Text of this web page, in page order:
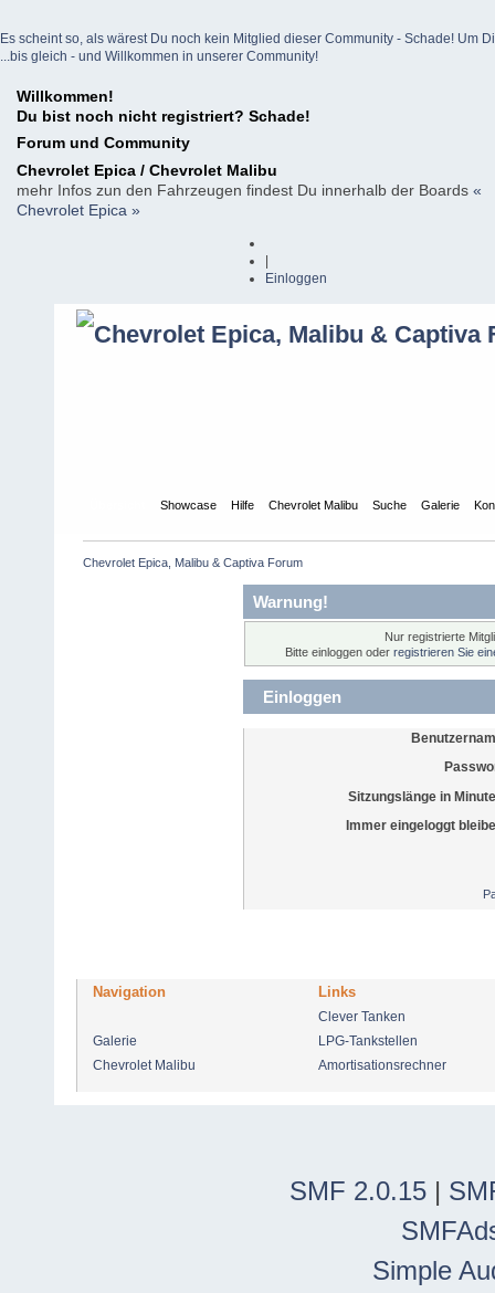
Es scheint so, als wärest Du noch kein Mitglied dieser Community - Schade! Um
...bis gleich - und Willkommen in unserer Community!
Willkommen!
Du bist noch nicht registriert? Schade!
Forum und Community
Chevrolet Epica / Chevrolet Malibu
mehr Infos zun den Fahrzeugen findest Du innerhalb der Boards «
Chevrolet Epica »
Einloggen
Showcase Hilfe Chevrolet Malibu Suche Galerie
Chevrolet Epica, Malibu & Captiva Forum
Warnung!
Nur registrierte
Bitte einloggen oder registrieren Sie
Einloggen
Sitzungslänge in
Immer eingeloggt
Navigation Links
Clever Tanken
Galerie
LPG-Tankstellen
Chevrolet Malibu
Amortisationsrechner
SMF 2.0.15 |
Simple